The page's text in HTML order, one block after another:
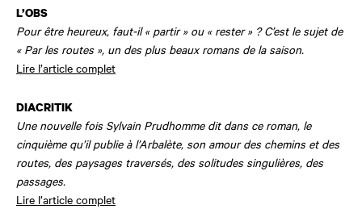
L’OBS
Pour être heureux, faut-il « partir » ou « rester » ? C’est le sujet de
« Par les routes », un des plus beaux romans de la saison.
Lire l’article complet
DIACRITIK
Une nouvelle fois Sylvain Prudhomme dit dans ce roman, le
cinquième qu’il publie à l’Arbalète, son amour des chemins et des
routes, des paysages traversés, des solitudes singulières, des
passages.
Lire l’article complet